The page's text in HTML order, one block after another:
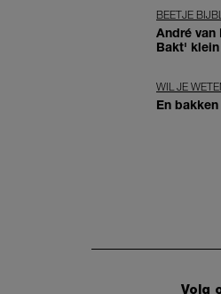
BEETJE
André van
Bakt' klein
WIL JE
En
Volg